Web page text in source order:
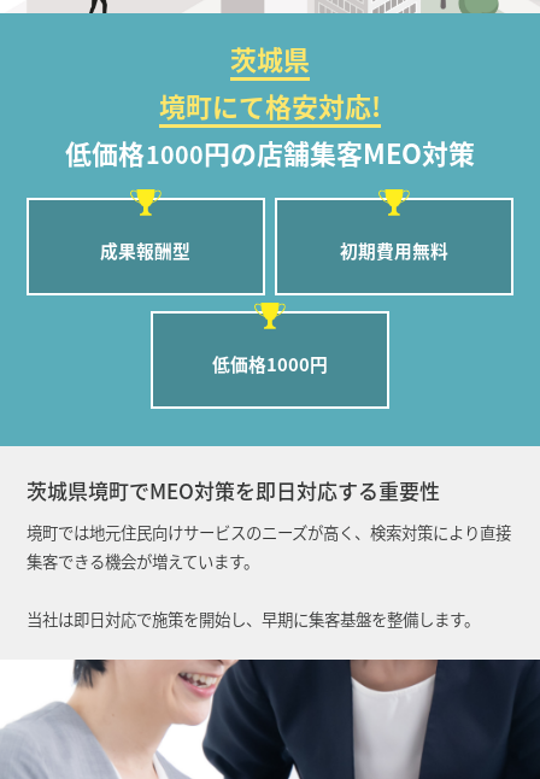
茨城県
境町にて格安対応!
低価格1000円の店舗集客MEO対策
成果報酬型 初期費用無料
低価格1000円
茨城県境町でMEO対策を即日対応する重要性
境町では地元住民向けサービスのニーズが高く、検索対策により直接
集客できる機会が増えています。
当社は即日対応で施策を開始し、早期に集客基盤を整備します。